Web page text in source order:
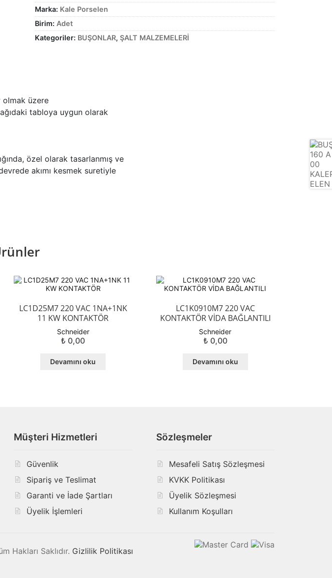
Marka: Kale Porselen
Birim: Adet
Kategoriler: BUŞONLAR, ŞALT MALZEMELERİ
olmak üzere
tabloya uygun olarak
özel olarak tasarlanmış ve
akımı kesmek suretiyle
LC1D25M7 220 VAC 1NA+1NK
11 KW KONTAKTÖR
Schneider
₺ 0,00
Devamını oku
LC1K0910M7 220 VAC
KONTAKTÖR VİDA BAĞLANTILI
Schneider
₺ 0,00
Devamını oku
Müşteri Hizmetleri
Güvenlik
Sipariş ve Teslimat
Garanti ve İade Şartları
Üyelik İşlemleri
Sözleşmeler
Mesafeli Satış Sözleşmesi
KVKK Politikası
Üyelik Sözleşmesi
Kullanım Koşulları
Hakları Saklıdır. Gizlilik Politikası